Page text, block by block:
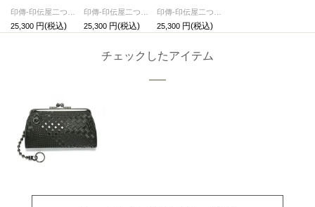
25,300
25,300
25,300
チェックしたアイテム